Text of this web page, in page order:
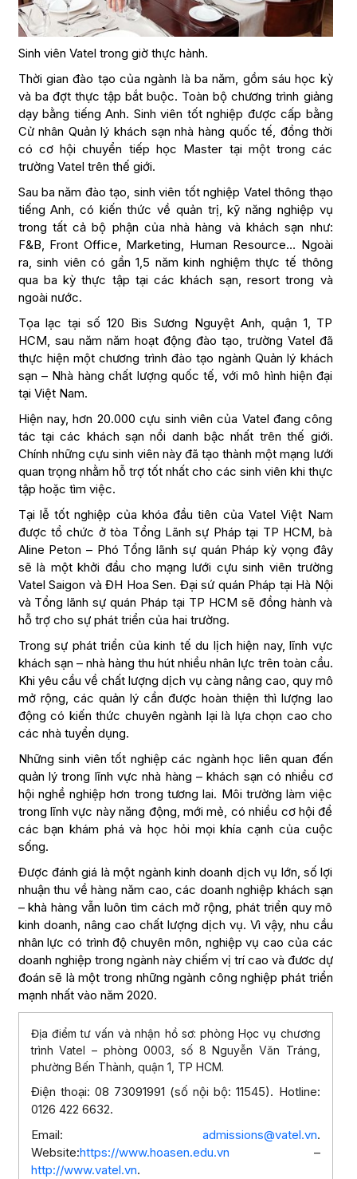
Sinh viên Vatel trong giờ thực hành.
Thời gian đào tạo của ngành là ba năm, gồm sáu học kỳ
và ba đợt thực tập bắt buộc. Toàn bộ chương trình giảng
dạy bằng tiếng Anh. Sinh viên tốt nghiệp được cấp bằng
Cử nhân Quản lý khách sạn nhà hàng quốc tế, đồng thời
có cơ hội chuyển tiếp học Master tại một trong các
trường Vatel trên thế giới.
Sau ba năm đào tạo, sinh viên tốt nghiệp Vatel thông thạo
tiếng Anh, có kiến thức về quản trị, kỹ năng nghiệp vụ
trong tất cả bộ phận của nhà hàng và khách sạn như:
F&B, Front Office, Marketing, Human Resource… Ngoài
ra, sinh viên có gần 1,5 năm kinh nghiệm thực tế thông
qua ba kỳ thực tập tại các khách sạn, resort trong và
ngoài nước.
Tọa lạc tại số 120 Bis Sương Nguyệt Anh, quận 1, TP
HCM, sau năm năm hoạt động đào tạo, trường Vatel đã
thực hiện một chương trình đào tạo ngành Quản lý khách
sạn – Nhà hàng chất lượng quốc tế, với mô hình hiện đại
tại Việt Nam.
Hiện nay, hơn 20.000 cựu sinh viên của Vatel đang công
tác tại các khách sạn nổi danh bậc nhất trên thế giới.
Chính những cựu sinh viên này đã tạo thành một mạng lưới
quan trọng nhằm hỗ trợ tốt nhất cho các sinh viên khi thực
tập hoặc tìm việc.
Tại lễ tốt nghiệp của khóa đầu tiên của Vatel Việt Nam
được tổ chức ở tòa Tổng Lãnh sự Pháp tại TP HCM, bà
Aline Peton – Phó Tổng lãnh sự quán Pháp kỳ vọng đây
sẽ là một khởi đầu cho mạng lưới cựu sinh viên trường
Vatel Saigon và ĐH Hoa Sen. Đại sứ quán Pháp tại Hà Nội
và Tổng lãnh sự quán Pháp tại TP HCM sẽ đồng hành và
hỗ trợ cho sự phát triển của hai trường.
Trong sự phát triển của kinh tế du lịch hiện nay, lĩnh vực
khách sạn – nhà hàng thu hút nhiều nhân lực trên toàn cầu.
Khi yêu cầu về chất lượng dịch vụ càng nâng cao, quy mô
mở rộng, các quản lý cần được hoàn thiện thì lượng lao
động có kiến thức chuyên ngành lại là lựa chọn cao cho
các nhà tuyển dụng.
Những sinh viên tốt nghiệp các ngành học liên quan đến
quản lý trong lĩnh vực nhà hàng – khách sạn có nhiều cơ
hội nghề nghiệp hơn trong tương lai. Môi trường làm việc
trong lĩnh vực này năng động, mới mẻ, có nhiều cơ hội để
các bạn khám phá và học hỏi mọi khía cạnh của cuộc
sống.
Được đánh giá là một ngành kinh doanh dịch vụ lớn, số lợi
nhuận thu về hàng năm cao, các doanh nghiệp khách sạn
– khà hàng vẫn luôn tìm cách mở rộng, phát triển quy mô
kinh doanh, nâng cao chất lượng dịch vụ. Vì vậy, nhu cầu
nhân lực có trình độ chuyên môn, nghiệp vụ cao của các
doanh nghiệp trong ngành này chiếm vị trí cao và đươc dự
đoán sẽ là một trong những ngành công nghiệp phát triển
mạnh nhất vào năm 2020.
Địa điểm tư vấn và nhận hồ sơ: phòng Học vụ chương
trình Vatel – phòng 0003, số 8 Nguyễn Văn Tráng,
phường Bến Thành, quận 1, TP HCM.
Điện thoại: 08 73091991 (số nội bộ: 11545). Hotline:
0126 422 6632.
Email: admissions@vatel.vn.
Website:https://www.hoasen.edu.vn –
http://www.vatel.vn.